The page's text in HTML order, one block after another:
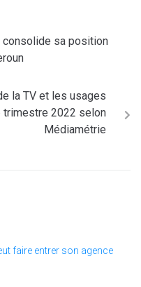
consolide sa position
la TV et les usages
trimestre 2022 selon
Médiamétrie
faire entrer son agence